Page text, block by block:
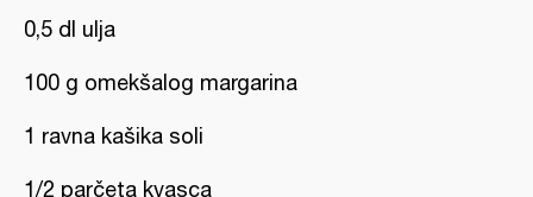
0,5 dl ulja
100 g omekšalog margarina
1 ravna kašika soli
1/2 parčeta kvasca